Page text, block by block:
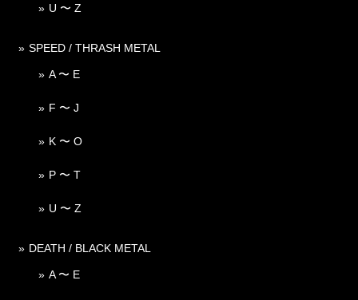
U 〜 Z
SPEED / THRASH METAL
A 〜 E
F 〜 J
K 〜 O
P 〜 T
U 〜 Z
DEATH / BLACK METAL
A 〜 E